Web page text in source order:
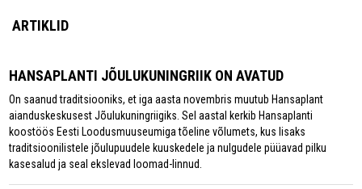
ARTIKLID
HANSAPLANTI JÕULUKUNINGRIIK ON AVATUD
On saanud traditsiooniks, et iga aasta novembris muutub Hansaplant
aianduskeskusest Jõulukuningriigiks. Sel aastal kerkib Hansaplanti
koostöös Eesti Loodusmuuseumiga tõeline võlumets, kus lisaks
traditsioonilistele jõulupuudele kuuskedele ja nulgudele püüavad pilku
kasesalud ja seal ekslevad loomad-linnud.